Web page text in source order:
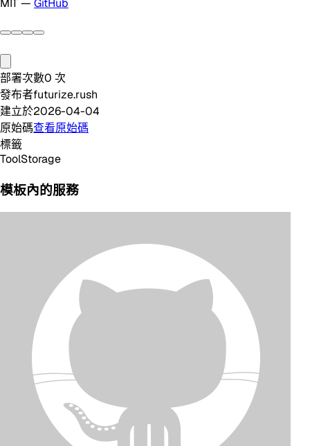
MIT — GitHub
部署次數0 次
發布者futurize.rush
建立於2026-04-04
原始碼查看原始碼
標籤
ToolStorage
模板內的服務